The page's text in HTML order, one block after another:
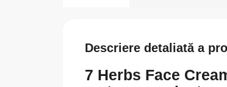
Descriere detaliată a
7 Herbs Face